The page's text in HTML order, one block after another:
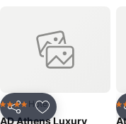
PartilharAdicionar aos
4 EstrelasHotel
AD Athens Luxury
4